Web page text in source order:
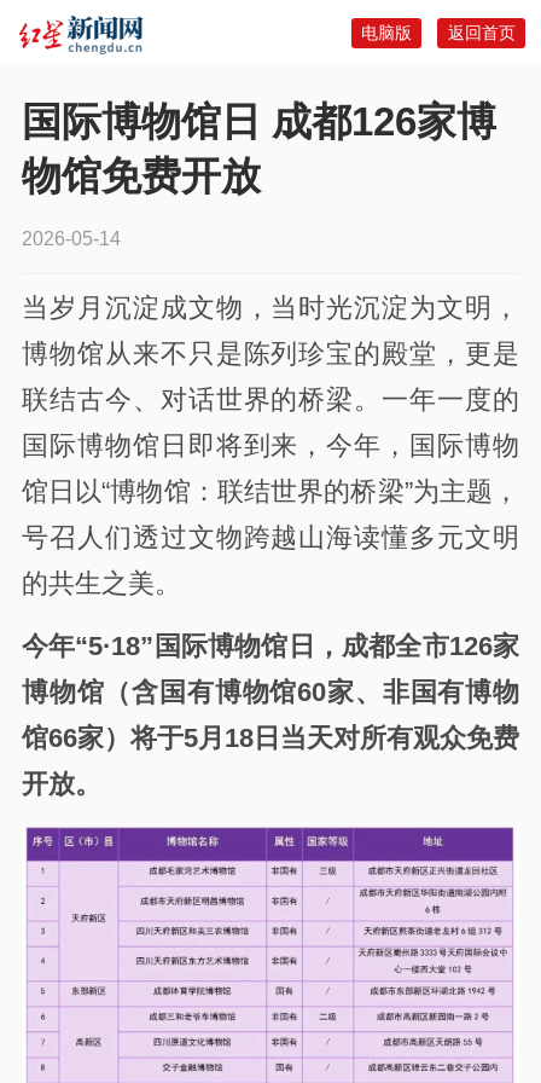
返回首页
电脑版
国际博物馆日 成都126家博
物馆免费开放
2026-05-14
当岁月沉淀成文物，当时光沉淀为文明，
博物馆从来不只是陈列珍宝的殿堂，更是
联结古今、对话世界的桥梁。一年一度的
国际博物馆日即将到来，今年，国际博物
馆日以“博物馆：联结世界的桥梁”为主题，
号召人们透过文物跨越山海读懂多元文明
的共生之美。
今年“5·18”国际博物馆日，成都全市126家
博物馆（含国有博物馆60家、非国有博物
馆66家）将于5月18日当天对所有观众免费
开放。